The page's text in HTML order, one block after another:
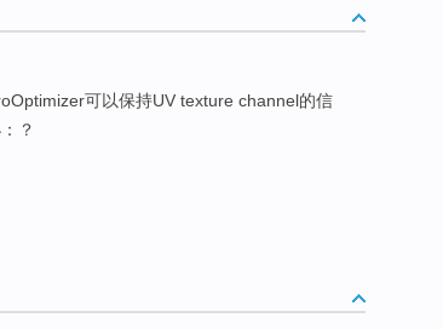
可以保持UV texture channel的信
？